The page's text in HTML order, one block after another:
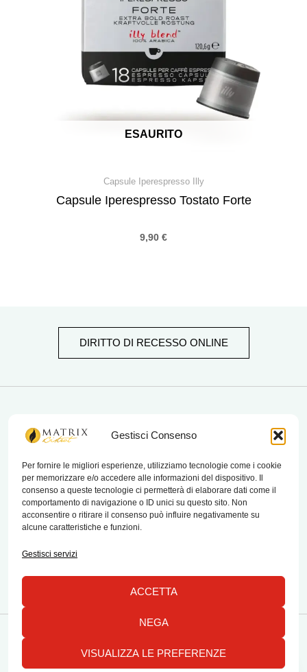
Gestisci Consenso
Per fornire le migliori esperienze, utilizziamo tecnologie come i cookie
per memorizzare e/o accedere alle informazioni del dispositivo. Il
consenso a queste tecnologie ci permetterà di elaborare dati come il
comportamento di navigazione o ID unici su questo sito. Non
acconsentire o ritirare il consenso può influire negativamente su
alcune caratteristiche e funzioni.
Gestisci servizi
ACCETTA
NEGA
VISUALIZZA LE PREFERENZE
ESAURITO
Capsule Iperespresso Illy
Capsule Iperespresso Tostato Forte
9,90 €
DIRITTO DI RECESSO ONLINE
matrix bistrot
Chi Siamo
Contatti
Termini e condizioni di vendita e reso